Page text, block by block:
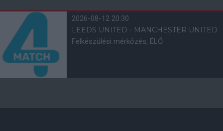
2026-08-12 20:30
LEEDS UNITED - MANCHESTER UNITED
Felkészülési mérkőzés, ÉLŐ